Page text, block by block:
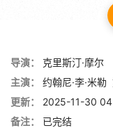
导演：
克里斯汀·摩尔
主演：
约翰尼·李·米勒
更新：
2025-11-30
备注：
已完结